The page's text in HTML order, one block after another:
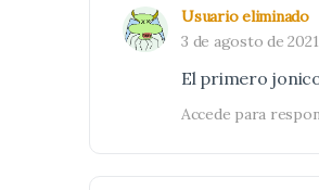
Usuario eliminado
3 de agosto de 2021
El primero
Accede para